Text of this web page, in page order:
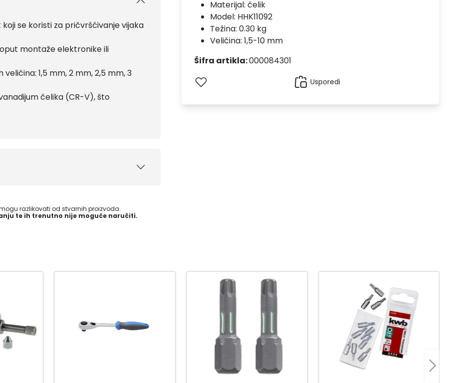
koji se koristi za pričvršćivanje vijaka
montaže elektronike ili
1,5 mm, 2 mm, 2,5 mm, 3
čelika (CR-V), što
razlikovati od stvarnih proizvoda.
te ih trenutno nije moguće naručiti.
Materijal: čelik
Model: HHK11092
Težina: 0.30 kg
Veličina: 1,5-10 mm
Šifra artikla:000084301
Usporedi